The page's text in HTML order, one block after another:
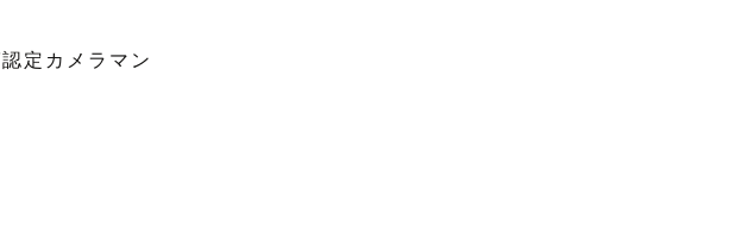
定カメラマン